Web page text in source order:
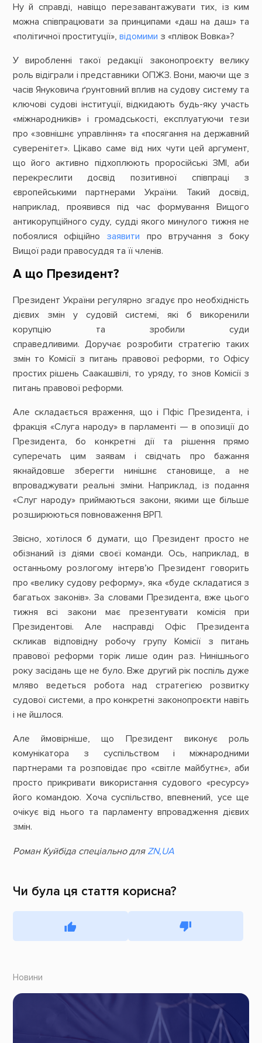
Ну й справді, навіщо перезавантажувати тих, із ким
можна співпрацювати за принципами «даш на даш» та
«політичної проституції», відомими з «плівок Вовка»?
У виробленні такої редакції законопроєкту велику
роль відіграли і представники ОПЖЗ. Вони, маючи ще з
часів Януковича ґрунтовний вплив на судову систему та
ключові судові інституції, відкидають будь-яку участь
«міжнародників» і громадськості, експлуатуючи тези
про «зовнішнє управління» та «посягання на державний
суверенітет». Цікаво саме від них чути цей аргумент,
що його активно підхоплюють проросійські ЗМІ, аби
перекреслити досвід позитивної співпраці з
європейськими партнерами України. Такий досвід,
наприклад, проявився під час формування Вищого
антикорупційного суду, судді якого минулого тижня не
побоялися офіційно заявити про втручання з боку
Вищої ради правосуддя та її членів.
А що Президент?
Президент України регулярно згадує про необхідність
дієвих змін у судовій системі, які б викоренили
корупцію та зробили суди
справедливими. Доручає розробити стратегію таких
змін то Комісії з питань правової реформи, то Офісу
простих рішень Саакашвілі, то уряду, то знов Комісії з
питань правової реформи.
Але складається враження, що і Пфіс Президента, і
фракція «Слуга народу» в парламенті — в опозиції до
Президента, бо конкретні дії та рішення прямо
суперечать цим заявам і свідчать про бажання
якнайдовше зберегти нинішнє становище, а не
впроваджувати реальні зміни. Наприклад, із подання
«Слуг народу» приймаються закони, якими ще більше
розширюються повноваження ВРП.
Звісно, хотілося б думати, що Президент просто не
обізнаний із діями своєї команди. Ось, наприклад, в
останньому розлогому інтерв’ю Президент говорить
про «велику судову реформу», яка «буде складатися з
багатьох законів». За словами Президента, вже цього
тижня всі закони має презентувати комісія при
Президентові. Але насправді Офіс Президента
скликав відповідну робочу групу Комісії з питань
правової реформи торік лише один раз. Нинішнього
року засідань ще не було. Вже другий рік поспіль дуже
мляво ведеться робота над стратегією розвитку
судової системи, а про конкретні законопроєкти навіть
і не йшлося.
Але ймовірніше, що Президент виконує роль
комунікатора з суспільством і міжнародними
партнерами та розповідає про «світле майбутнє», аби
просто прикривати використання судового «ресурсу»
його командою. Хоча суспільство, впевнений, усе ще
очікує від нього та парламенту впровадження дієвих
змін.
Роман Куйбіда спеціально для ZN,UA
Чи була ця стаття корисна?
Новини